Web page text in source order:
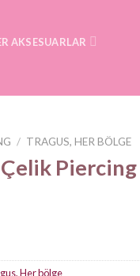
AKSESUARLAR
/ TRAGUS, HER BÖLGE
Piercing
Her bölge